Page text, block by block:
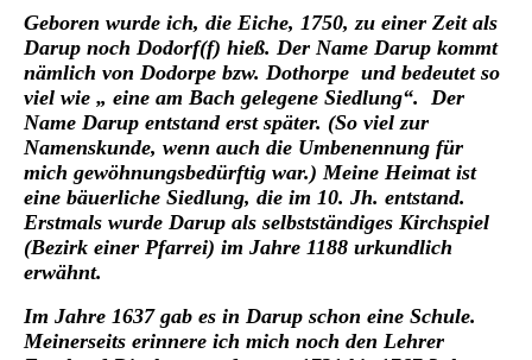
Geboren wurde ich, die Eiche, 1750, zu einer Zeit als
Darup noch Dodorf(f) hieß. Der Name Darup kommt
nämlich von Dodorpe bzw. Dothorpe und bedeutetso
viel wie „ eine am Bach gelegene Siedlung“. Der
Name Darup entstand erst später. (So viel zur
Namenskunde, wenn auch die Umbenennung für
mich gewöhnungsbedürftig war.) Meine Heimat ist
eine bäuerliche Siedlung, die im 10. Jh. entstand.
Erstmals wurde Darup als selbstständiges Kirchspiel
(Bezirk einer Pfarrei) im Jahre 1188 urkundlich
erwähnt.
Im Jahre 1637 gab es in Darup schon eine Schule.
Meinerseits erinnere ich mich noch den Lehrer